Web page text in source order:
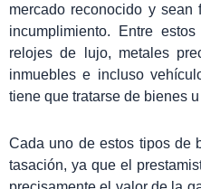
mercado reconocido y
incumplimiento. Entre
relojes de lujo, metales
inmuebles e incluso
tiene que tratarse de bienes
Cada uno de estos tipos de
tasación, ya que el